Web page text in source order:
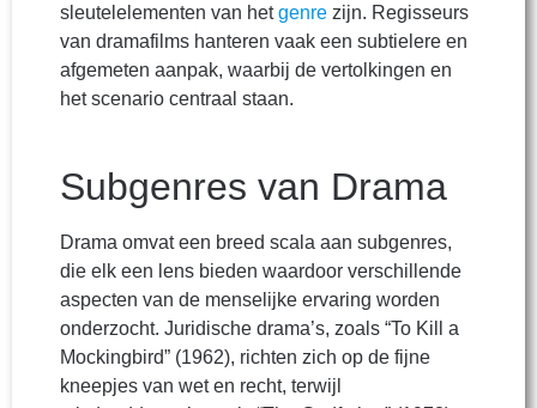
sleutelelementen van hetgenre zijn. Regisseurs
van dramafilms hanteren vaak een subtielere en
afgemeten aanpak, waarbij de vertolkingen en
het scenario centraal staan.
Subgenres van Drama
Drama omvat een breed scala aan subgenres,
die elk een lens bieden waardoor verschillende
aspecten van de menselijke ervaring worden
onderzocht. Juridische drama’s, zoals “To Kill a
Mockingbird” (1962), richten zich op de fijne
kneepjes van wet en recht, terwijl